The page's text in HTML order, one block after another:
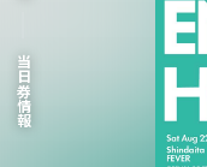
当日券情報